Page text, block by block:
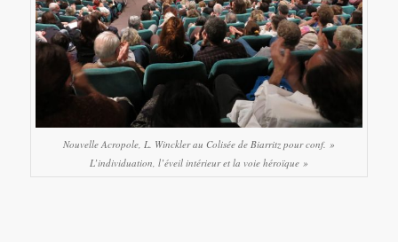
Nouvelle Acropole, L. Winckler au Colisée de Biarritz pour conf. »
L’individuation, l’éveil intérieur et la voie héroïque »